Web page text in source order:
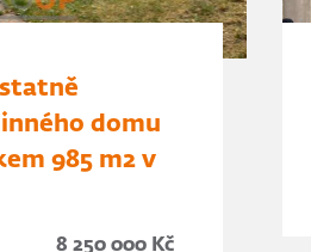
domu
985 m2 v
8 250 000 Kč